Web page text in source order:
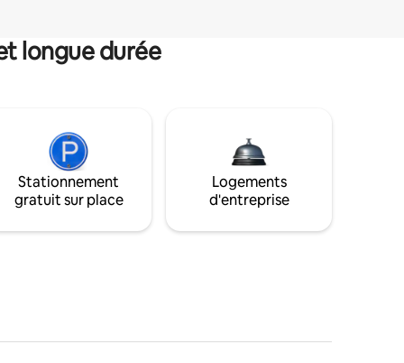
longue durée
Stationnement
gratuit sur place
Logements
d'entreprise